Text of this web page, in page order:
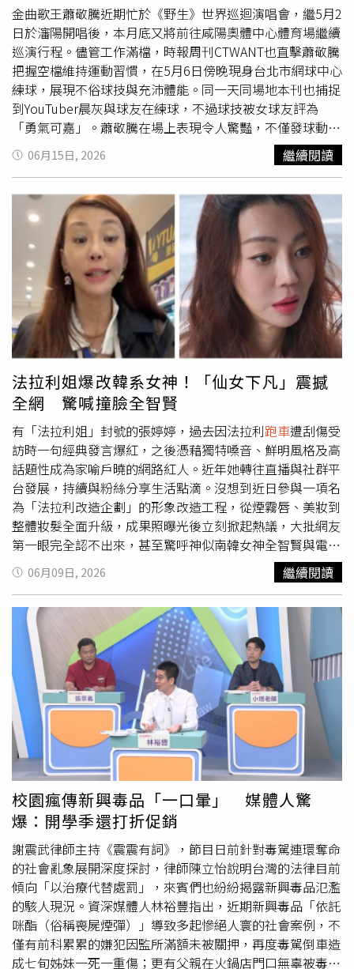
金曲歌王蕭敬騰近期忙於《野生》世界巡迴演唱會，繼5月2
日於瀋陽開唱後，本月底又將前往咸陽奧體中心體育場繼續
巡演行程。儘管工作滿檔，時報周刊CTWANT也直擊蕭敬騰
把握空檔維持運動習慣，在5月6日傍晚現身台北市網球中心
練球，展現不俗球技與充沛體能。同一天同場地本刊也捕捉
到YouTuber晨灰與球友在練球，不過球技被女球友評為
「勇氣可嘉」。蕭敬騰在場上表現令人驚豔，不僅發球動作
俐落有力，落點掌握也很精準。（圖／本刊攝影組）5月6日
傍晚5點多，蕭敬騰在女性助理陪同下抵達台北市網球中
心，只見他不僅換上球衣、戴上帽子與護腕，並由專業教練
陪同進行訓練。3月才剛於西班牙與網壇傳奇Rafael
Nadal（納達爾）進行友誼賽交流的蕭敬騰，果真在場上表
現令人驚豔，不僅發球動作俐落有力，落點掌握精準，正反
拍擊球也展現穩定控制能力，顯見平時就對網球下足苦功。
蕭敬騰於晚間6點多結束訓練，隨後前往更衣室換裝離開去
取車。（圖／本刊攝影組）結束練球行程，蕭敬騰親自駕駛
價格超過2千萬台幣的白色勞斯萊斯 Wraith（魅影）雙門跑
車 低調返回住處。（圖／本刊攝影組）練習約1個多小時
後，蕭敬騰於晚間6點多結束訓練，隨後前往更衣室換裝，
助理則在外等候。整理完畢後，換上白色長袖上衣與黑色長
褲的蕭敬騰，和助理一同前往停車場。最後蕭敬騰親自駕駛
價格超過2千萬台幣的白色勞斯萊斯Wraith（魅影）雙門
車 離去，低調返回住處。今年3月蕭敬騰赴西班牙工作，驚
喜同框網壇傳奇納達爾。（圖／喜鵲娛樂提供）事實上，今
年3月蕭敬騰完成《鑽石舞台之夜》公益演出後，便與愛妻
林有慧（Summer）飛往西班牙展開5天兼顧工作與生活的
旅程。其中最受矚目的莫過於與「紅土之王」納達爾的會
面，兩位不同領域的頂尖人物難得同框，也讓粉絲直呼是
「含金量爆表」的夢幻組合。晨灰現身台北市網球中心，一
行3男2女以球會友同場切磋，進行休閒對打。（圖／本刊攝
影組）而同一天早先本刊也在同場地遇見YouTuber晨灰，
與友人Nash等人相約打球運動，現場更有兩名女性球友一
同加入同場切磋。5月6日下午4點多，晨灰在台北市網球中
心與友人組成3男2女的陣容同場打球。從場上表現來看，眾
人此行似乎以休閒運動、培養球感為主，兩位女生不時練習
基本動作，仍處於熟悉球路的階段；而晨灰與另外兩名男性
友人的球技也屬業餘水準，無論發球或接發球動作都略顯生
澀，但絲毫不影響一行人的運動興致。兩名女球友準備離場
前，晨灰還登上裁判椅協助拍照。（圖／本刊攝影組）打了
約半小時後，其中兩名女生準備先行離開。臨走前，一名女
子希望留下紀念合影，晨灰也相當配合地拿起對方手機，還
特地登上裁判椅，從高處協助取景拍攝，展現紳士風度。待
兩名女生離開後，晨灰似乎另有事情需處理，只見他手持手
機走出場館外來回踱步、一邊講電話，神情專注；另外兩名
男性友人則留在場內繼續練習。晨灰忙東忙西，真的打球的
時間不長，球技也真的仍須努力。（圖／本刊攝影組）直到
傍晚6點多，整體運動行程告一段落，晨灰與友人步出場
館，在門口邊聊天邊等車。不久後一輛多元計程車抵達，三
人隨即共乘離去，結束約兩小時的球場行程。似乎有事要處
理的晨灰，頻頻講電話滑手機的時間比打球還長。（圖／本
刊攝影組）事後記者查看社群發現，當天同行的兩位女生應
06月15日, 2026 繼續閱讀
法拉利姐爆改韓系女神！「仙女下凡」震撼
全網 驚喊撞臉全智賢
有「法拉利姐」封號的張婷婷，過去因法拉利跑車遭刮傷受
訪時一句經典發言爆紅，之後憑藉獨特嗓音、鮮明風格及高
話題性成為家喻戶曉的網路紅人。近年她轉往直播與社群平
台發展，持續與粉絲分享生活點滴。沒想到近日參與一項名
為「法拉利改造企劃」的形象改造工程，從煙霧唇、美妝到
整體妝髮全面升級，成果照曝光後立刻掀起熱議，大批網友
第一眼完全認不出來，甚至驚呼神似南韓女神全智賢與電音
天后謝金燕。張婷婷日前在臉書及Instagram曬出全新造型
照，只見她一改過去招牌風格，換上一頭柔順大波浪長捲
髮，搭配韓系眼妝、粉嫩腮紅及水潤煙霧唇，細長眼線與臥
蠶設計讓五官顯得更加柔和立體，整體散發出溫柔典雅的韓
系氣質。看到改造成果後，她也開心發文表示：「感謝基隆
店家幫我煙霧唇這麼漂亮還不痛，還幫我化妝，啾咪。」字
裡行間難掩滿意心情。負責改造的店家也同步在社群平台公
開成果照，並以「仙女下凡啦！人家本來就是漂亮女森，法
拉利改造企劃，要做就做點有難度的好嗎」作為宣傳文案，
瞬間引發大量討論。許多網友看到照片後紛紛留言驚呼：
「這是誰？」、「完全變另一個人」、「太扯了吧」、「真
的認不出來」、「技術太神了」、「這企劃一定會紅」。其
中最受討論的莫過於張婷婷改造後的明星臉。不少人認為她
部分角度神似全智賢，也有人直呼像謝金燕，甚至有人認為
遠看有曾馨瑩或阿雅的影子。「第一眼以為全智賢」、「根
本謝金燕」、「眼神變得很有明星感」、「變韓系女神
了」、「蒸的似呂明星」、「超美的了」、「真的有變漂
亮」等留言湧入，讓話題迅速延燒。不過在一片讚美聲中，
依舊有部分酸民留言調侃，例如「天生麗質，再畫下去不得
了」、「店家好厲害，把鬼變美女」、「還是一樣」、「不
要再幻想了」等，引發兩派網友論戰。然而張婷婷多年來面
對外界批評始終保持高EQ，鮮少與網友正面衝突，也因此
06月09日, 2026 繼續閱讀
校園瘋傳新興毒品「一口暈」 媒體人驚
爆：開學季還打折促銷
謝震武律師主持《震震有詞》，節目日前針對毒駕連環奪命
的社會亂象展開深度探討，律師陳立怡說明台灣的法律目前
傾向「以治療代替處罰」，來賓們也紛紛揭露新興毒品氾濫
的駭人現況。資深媒體人林裕豐指出，近期新興毒品「依託
咪酯（俗稱喪屍煙彈）」導致多起慘絕人寰的社會案例，不
僅有前科累累的嫌犯因監所滿額未被關押，再度毒駕倒車造
成七旬姊妹一死一重傷；更有父親在火鍋店門口無辜被毒駕